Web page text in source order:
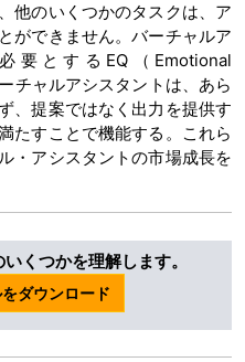
他のいくつかのタスクは、ア
ができません。バーチャルア
要とするEQ（Emotional
チャルアシスタントは、あら
、提案ではなく出力を提供す
たすことで機能する。これら
・アシスタントの市場成長を
くつかを理解します。
ダウンロード